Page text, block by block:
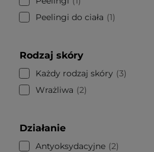
Peelingi do ciała
1
Rodzaj skóry
Każdy rodzaj skóry
3
Wrażliwa
2
Działanie
Antyoksydacyjne 2